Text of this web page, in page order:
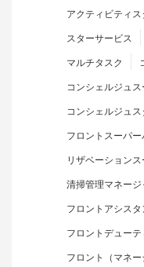
アクティビティス
スターサービス
マルチタスク
コンシェルジュ
コンシェルジュ
フロントスーパ
リザベーション
清掃管理マネージ
フロントアシス
フロントデュー
フロント（マネー